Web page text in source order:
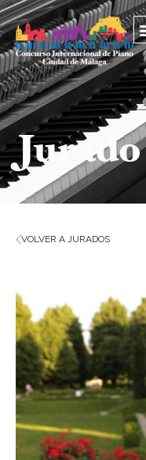
Jurado
VOLVER A JURADOS